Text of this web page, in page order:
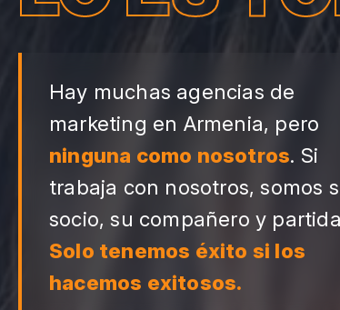
Hay muchas agencias de
marketing en Armenia, pero
ninguna como nosotros. Si
trabaja con nosotros, somos
socio, su compañero y
Solo tenemos éxito si los
hacemos exitosos.